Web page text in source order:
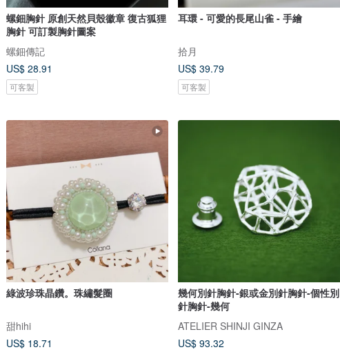
螺鈿胸針 原創天然貝殼徽章 復古狐狸
胸針 可訂製胸針圖案
螺鈿傳記
US$ 28.91
可客製
耳環 - 可愛的長尾山雀 - 手繪
拾月
US$ 39.79
可客製
綠波珍珠晶鑽。珠繡髮圈
甜hihi
US$ 18.71
幾何別針胸針-銀或金別針胸針-個性別
針胸針-幾何
ATELIER SHINJI GINZA
US$ 93.32